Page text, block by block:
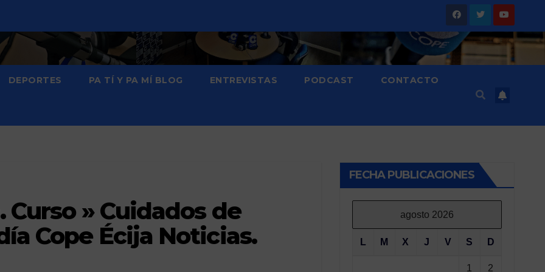
DEPORTES PA TÍ Y PA MÍ BLOG ENTREVISTAS PODCAST CONTACTO
» Cuidados de
Cope Écija Noticias.
FECHA PUBLICACIONES
agosto 2026
L M X J V S D
1 2